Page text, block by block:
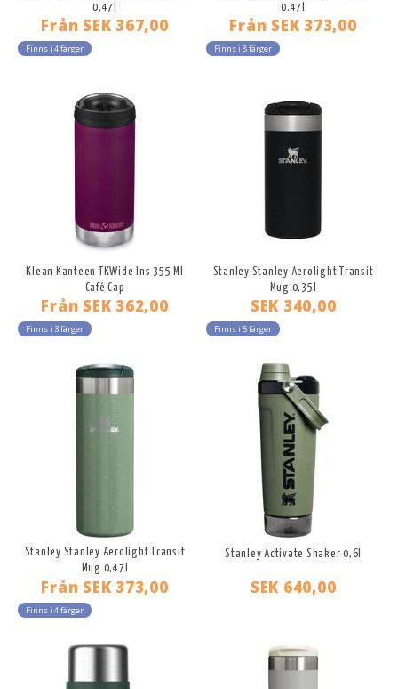
0,47l
Från SEK 367,00
Finns i 4 färger
0.47l
Från SEK 373,00
Finns i 8 färger
Klean Kanteen TKWide Ins 355 Ml
Café Cap
Från SEK 362,00
Finns i 3 färger
Stanley Stanley Aerolight Transit
Mug 0,35l
SEK 340,00
Finns i 5 färger
Stanley Stanley Aerolight Transit
Mug 0,47l
Från SEK 373,00
Finns i 4 färger
Stanley Activate Shaker 0,6l
SEK 640,00